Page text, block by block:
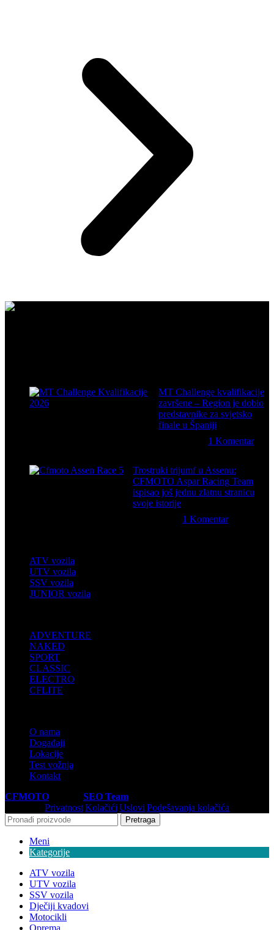
MT Challenge kvalifikacije
završene – Region je dobio
predstavnike za svjetsko
finale u Španiji
1 Komentar
Trostruki trijumf u Assenu:
CFMOTO Aspar Racing Team
ispisao još jednu zlatnu stranicu
svoje istorije
1 Komentar
ATV vozila
UTV vozila
SSV vozila
JUNIOR vozila
ADVENTURE
NAKED
SPORT
CLASSIC
ELECTRO
CFLITE
O nama
Događaji
Lokacije
Test vožnja
Kontakt
CFMOTO
SEO Team
PrivatnostKolačići Uslovi Podešavanja kolačića
Pretraga
Meni
Kategorije
ATV vozila
UTV vozila
SSV vozila
Dječiji kvadovi
Motocikli
Oprema